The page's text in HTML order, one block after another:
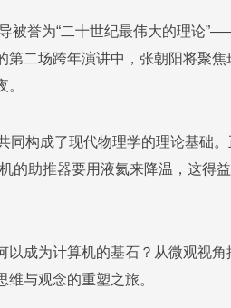
被誉为“二十世纪最伟大的理论
二场跨年演讲中，张朝阳将聚
构成了现代物理学的理论基础。
的助推器要用液氦来降温，这得
成为计算机的基石？从微观视
与观念的重塑之旅。